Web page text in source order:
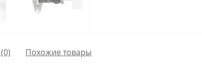
(0) Похожие товары